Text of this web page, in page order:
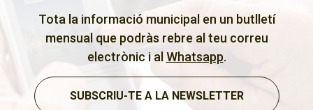
Tota la informació municipal en un butlletí
mensual que podràs rebre al teu correu
electrònic i al Whatsapp.
SUBSCRIU-TE A LA NEWSLETTER